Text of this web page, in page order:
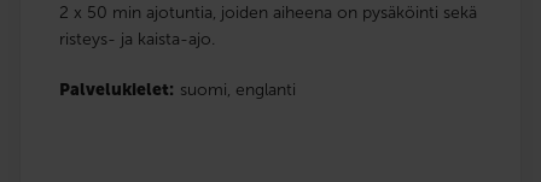
2 x 50 min ajotuntia, joiden aiheena on pysäköinti sekä
risteys- ja kaista-ajo.
Palvelukielet: suomi, englanti